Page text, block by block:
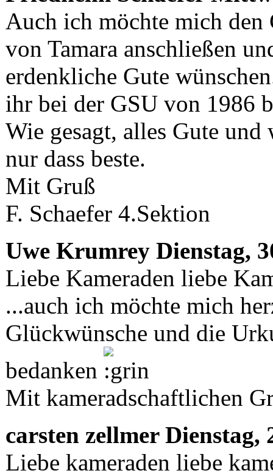
Auch ich möchte mich den
von Tamara anschließen
erdenkliche Gute
ihr bei der GSU von 1986
Wie gesagt, alles Gute
nur dass beste.
Mit Gruß
F. Schaefer 4.Sektion
Uwe Krumrey Dienstag,
Liebe Kameraden liebe
...auch ich möchte mich
Glückwünsche und die
bedanken
Mit kameradschaftlichen
carsten zellmer Dienstag,
Liebe kameraden liebe